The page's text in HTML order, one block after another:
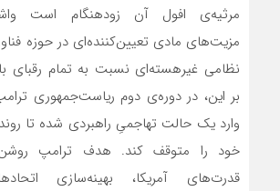
مرثیه‌ی افول آن زودهنگام است
مزیت‌های مادی تعیین‌کننده‌ای در حوزه
نظامی غیرهسته‌ای نسبت به تمام رقبای
بر این، در دوره‌ی دوم ریاست‌جمهوری
وارد یک حالت تهاجمیِ راهبردی شده تا
خود را متوقف کند. هدف ترامپ
قدرت‌های آمریکا، بهینه‌سازی